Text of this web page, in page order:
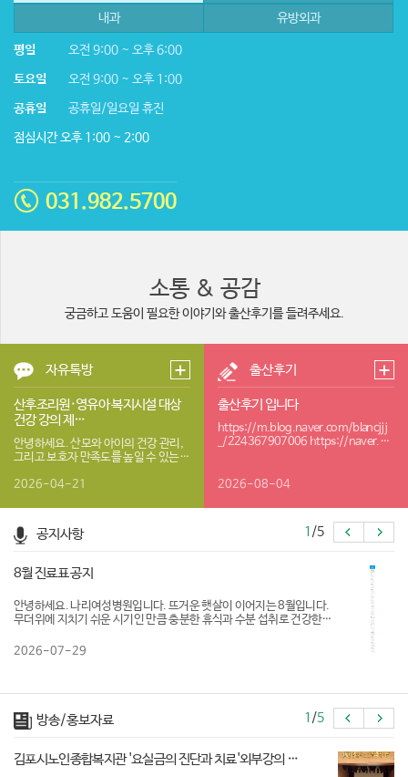
내과
유방외과
평일
오전 9:00 ~ 오후 6:00
토요일
오전 9:00 ~ 오후 1:00
공휴일
공휴일/일요일 휴진
점심시간 오후 1:00 ~ 2:00
031.982.5700
소통 & 공감
궁금하고 도움이 필요한 이야기와 출산후기를 들려주세요.
자유톡방
산후조리원·영유아 복지시설 대상
건강 강의 제…
안녕하세요. 산모와 아이의 건강 관리,
그리고 보호자 만족도를 높일 수 있는
자 연락드립…
2026-04-21
출산후기
출산후기 입니다
https://m.blog.naver.com/blancjjj
_/224367907006 https://naver.m
2026-08-04
공지사항 1 /5
8월 진료표 공지
안녕하세요. 나리여성병원입니다. 뜨거운 햇살이 이어지는 8월입니다.
무더위에 지치기 쉬운 시기인 만큼 충분한 휴식과 수분 섭취로 건강한
원…
2026-07-29
방송/홍보자료 1 /5
김포시노인종합복지관 '요실금의 진단과 치료'외부강의 …